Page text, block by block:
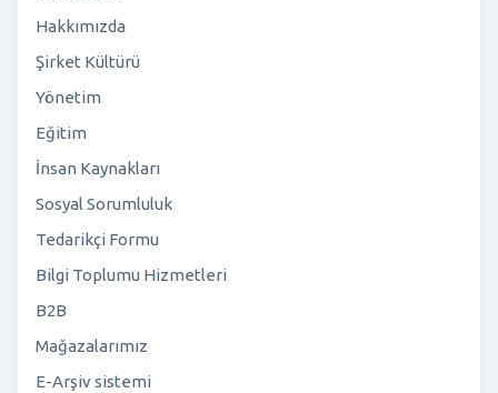
Hakkımızda
Şirket Kültürü
Yönetim
Eğitim
İnsan Kaynakları
Sosyal Sorumluluk
Tedarikçi Formu
Bilgi Toplumu Hizmetleri
B2B
Mağazalarımız
E-Arşiv sistemi